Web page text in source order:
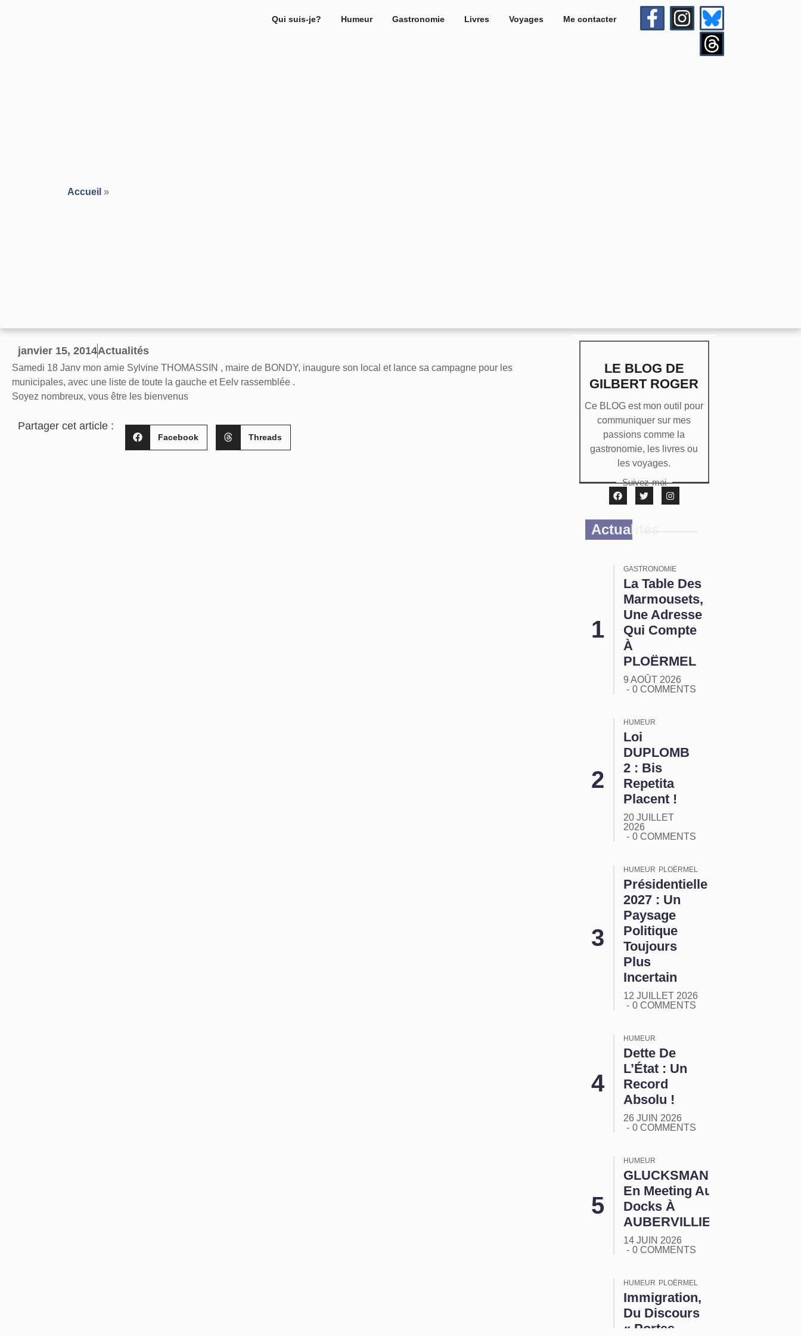
Qui suis-je? Humeur Gastronomie Livres Voyages Me contacter
Accueil »
janvier 15, 2014Actualités
Samedi 18 Janv mon amie Sylvine THOMASSIN , maire de BONDY, inaugure son local et lance sa campagne pour les
municipales, avec une liste de toute la gauche et Eelv rassemblée .
Soyez nombreux, vous être les bienvenus
Partager cet article :
Facebook Threads
LE BLOG DE
GILBERT ROGER
Ce BLOG est mon outil pour
communiquer sur mes
passions comme la
gastronomie, les livres ou
les voyages.
Suivez-moi
Actualités
GASTRONOMIE
La Table Des
Marmousets,
Une Adresse
Qui Compte
À
PLOËRMEL
9 AOÛT 2026
0 COMMENTS
HUMEUR
Loi
DUPLOMB
2 : Bis
Repetita
Placent !
20 JUILLET
2026
0 COMMENTS
HUMEUR PLOËRMEL
Présidentielle
2027 : Un
Paysage
Politique
Toujours
Plus
Incertain
12 JUILLET 2026
0 COMMENTS
HUMEUR
Dette De
L’État : Un
Record
Absolu !
26 JUIN 2026
0 COMMENTS
HUMEUR
GLUCKSMANN
En Meeting Aux
Docks À
AUBERVILLIERS
14 JUIN 2026
0 COMMENTS
HUMEUR PLOËRMEL
Immigration,
Du Discours
« Portes